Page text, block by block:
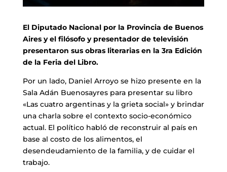
El Diputado Nacional por la Provincia de Buenos
Aires y el filósofo y presentador de televisión
presentaron sus obras literarias en la 3ra Edición
de la Feria del Libro.
Por un lado, Daniel Arroyo se hizo presente en la
Sala Adán Buenosayres para presentar su libro
«Las cuatro argentinas y la grieta social» y brindar
una charla sobre el contexto socio-económico
actual. El político habló de reconstruir al país en
base al costo de los alimentos, el
desendeudamiento de la familia, y de cuidar el
trabajo.